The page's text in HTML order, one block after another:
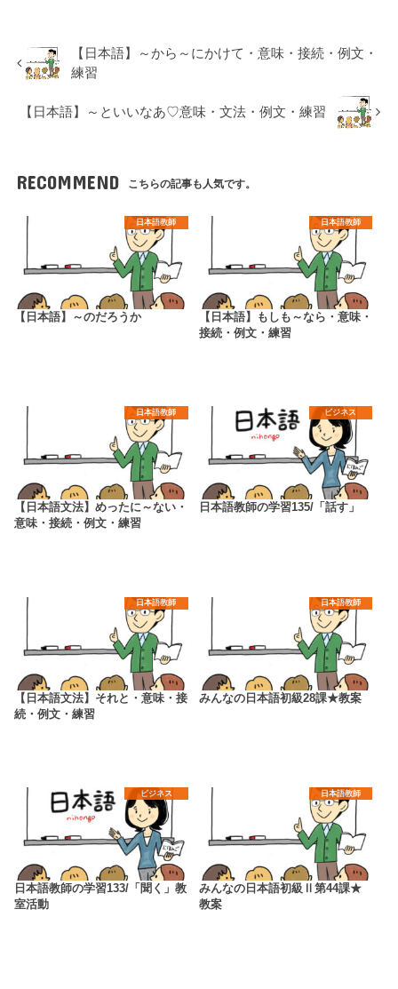
【日本語】～から～にかけて・意味・接続・例文・
練習
【日本語】～といいなあ♡意味・文法・例文・練習
RECOMMEND こちらの記事も人気です。
日本語教師
【日本語】～のだろうか
日本語教師
【日本語】もしも～なら・意味・
接続・例文・練習
日本語教師
【日本語文法】めったに～ない・
意味・接続・例文・練習
ビジネス
日本語教師の学習135/「話す」
日本語教師
【日本語文法】それと・意味・接
続・例文・練習
日本語教師
みんなの日本語初級28課★教案
ビジネス
日本語教師の学習133/「聞く」教
室活動
日本語教師
みんなの日本語初級Ⅱ第44課★
教案